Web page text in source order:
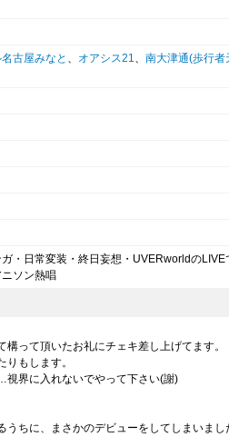
古屋みなと 、 オアシス21、 南大津通(歩行者
・日常変装・終日妄想・UVERworldのLIVE
ソン熱唱
って頂いたお礼にチェキ差し上げてます。
もします。
界に入れないでやって下さい(謝)
うちに、まさかのデビューをしてしまいまし